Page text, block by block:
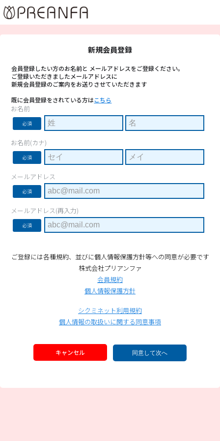
新規会員登録
会員登録したい方のお名前と メールアドレスをご登録ください。
ご登録いただきましたメールアドレスに
新規会員登録のご案内をお送りさせていただきます
既に会員登録をされている方はこちら
お名前
必須
お名前(カナ)
必須
メールアドレス
必須
メールアドレス(再入力)
必須
ご登録には各種規約、並びに個人情報保護方針等への同意が必要です
株式会社プリアンファ
会員規約
個人情報保護方針
シクミネット利用規約
個人情報の取扱いに関する同意事項
キャンセル 同意して次へ